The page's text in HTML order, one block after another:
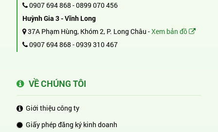
0907 694 868 -0899 070 456
Huỳnh Gia 3 - Vĩnh Long
37A Phạm Hùng, Khóm 2, P. Long Châu -Xem bản đồ
0907 694 868 -0939 310 467
VỀ CHÚNG TÔI
Giới thiệu công ty
Giấy phép đăng ký kinh doanh